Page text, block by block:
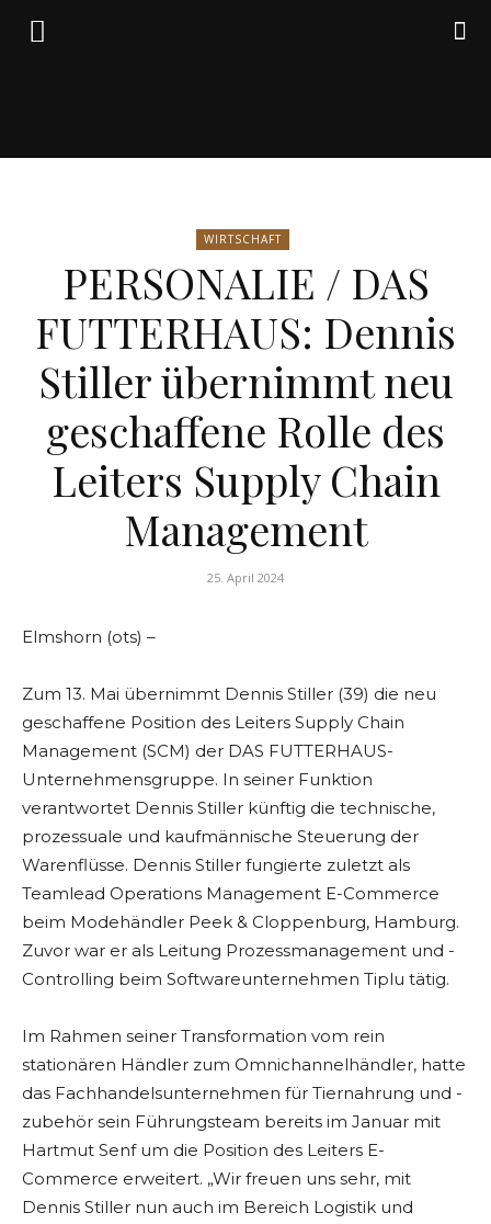
Friedrich
von
Weik
WIRTSCHAFT
PERSONALIE / DAS
FUTTERHAUS: Dennis
Stiller übernimmt neu
geschaffene Rolle des
Leiters Supply Chain
Management
25. April 2024
Elmshorn (ots) –
Zum 13. Mai übernimmt Dennis Stiller (39) die neu
geschaffene Position des Leiters Supply Chain
Management (SCM) der DAS FUTTERHAUS-
Unternehmensgruppe. In seiner Funktion
verantwortet Dennis Stiller künftig die technische,
prozessuale und kaufmännische Steuerung der
Warenflüsse. Dennis Stiller fungierte zuletzt als
Teamlead Operations Management E-Commerce
beim Modehändler Peek & Cloppenburg, Hamburg.
Zuvor war er als Leitung Prozessmanagement und -
Controlling beim Softwareunternehmen Tiplu tätig.
Im Rahmen seiner Transformation vom rein
stationären Händler zum Omnichannelhändler, hatte
das Fachhandelsunternehmen für Tiernahrung und -
zubehör sein Führungsteam bereits im Januar mit
Hartmut Senf um die Position des Leiters E-
Commerce erweitert. „Wir freuen uns sehr, mit
Dennis Stiller nun auch im Bereich Logistik und